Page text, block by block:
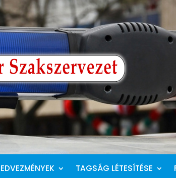
TAGSÁG LÉTESÍTÉSE